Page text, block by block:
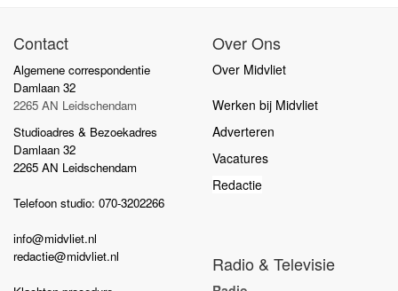
Contact
Algemene correspondentie
Damlaan 32
2265 AN Leidschendam
Studioadres & Bezoekadres
Damlaan 32
2265 AN Leidschendam
Telefoon studio: 070-3202266
info@midvliet.nl
redactie@midvliet.nl
Over Ons
Over Midvliet
Werken bij Midvliet
Adverteren
Vacatures
Redactie
Radio & Televisie